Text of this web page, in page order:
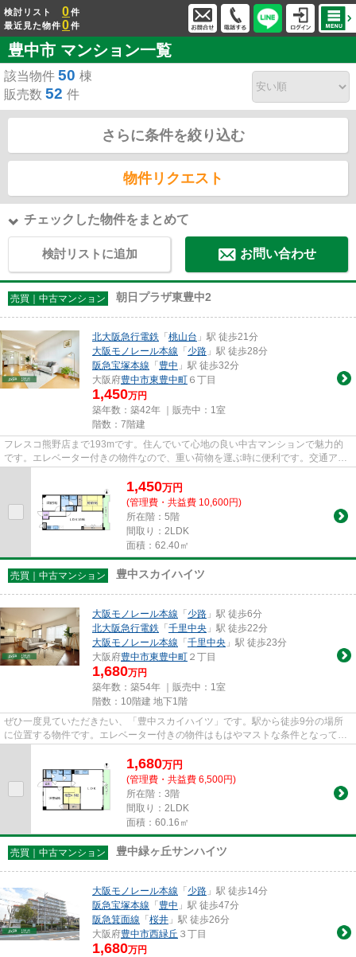
検討リスト 0件
最近見た物件0件
豊中市 マンション一覧
該当物件 50 棟
販売数 52 件
さらに条件を絞り込む
物件リクエスト
チェックした物件をまとめて
検討リストに追加 お問い合わせ
売買｜中古マンション 朝日プラザ東豊中2
北大阪急行電鉄 「 桃山台 」駅 徒歩21分
大阪モノレール本線 「 少路 」駅 徒歩28分
阪急宝塚本線 「 豊中 」駅 徒歩32分
大阪府豊中市東豊中町 ６丁目
1,450万円
築年数：築42年 ｜販売中： 1室
階数：7階建
フレスコ熊野店まで193mです。住んでいて心地の良い中古マンションで魅力的
です。エレベーター付きの物件なので、重い荷物を運ぶ時に便利です。交通アク
1,450万円
(管理費・共益費 10,600円)
所在階：5階
間取り：2LDK
面積：62.40㎡
売買｜中古マンション 豊中スカイハイツ
大阪モノレール本線 「 少路 」駅 徒歩6分
北大阪急行電鉄 「 千里中央 」駅 徒歩22分
大阪モノレール本線 「 千里中央 」駅 徒歩23分
大阪府豊中市東豊中町 ２丁目
1,680万円
築年数：築54年 ｜販売中： 1室
階数：10階建 地下1階
ぜひ一度見ていただきたい、「豊中スカイハイツ」です。駅から徒歩9分の場所
に位置する物件です。エレベーター付きの物件はもはやマストな条件となってい
1,680万円
(管理費・共益費 6,500円)
所在階：3階
間取り：2LDK
面積：60.16㎡
売買｜中古マンション 豊中緑ヶ丘サンハイツ
大阪モノレール本線 「 少路 」駅 徒歩14分
阪急宝塚本線 「 豊中 」駅 徒歩47分
阪急箕面線 「 桜井 」駅 徒歩26分
大阪府豊中市西緑丘 ３丁目
1,680万円